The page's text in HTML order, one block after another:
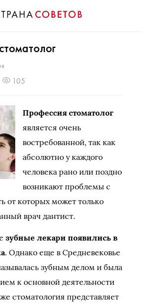
105
Профессия стоматолог
является очень
востребованной, так как
абсолютно у каждого
человека рано или поздно
возникают проблемы с
от которых может только
врач дантист.
зубные лекари появились в
. Однако еще в Средневековье
зубным делом и была
к основной деятельности
стоматология представляет